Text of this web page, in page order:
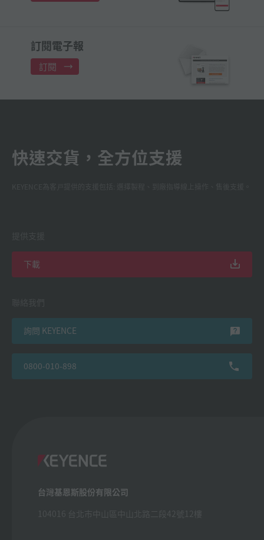
訂閱電子報
訂閱
快速交貨，全方位支援
下載
詢問 KEYENCE
0800-010-898
台灣基恩斯股份有限公司